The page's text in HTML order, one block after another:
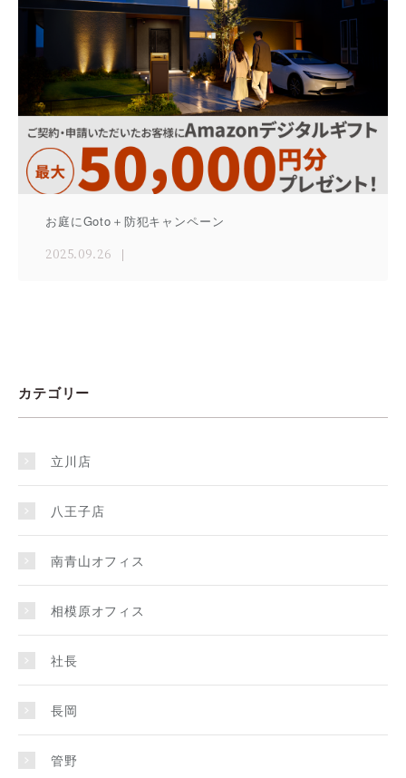
お庭にGoto＋防犯キャンペーン
2025.09.26
カテゴリー
立川店
八王子店
南青山オフィス
相模原オフィス
社長
長岡
管野